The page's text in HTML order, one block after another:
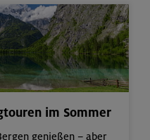
Klettertreff Kids in den
im Sommer
genießen – aber